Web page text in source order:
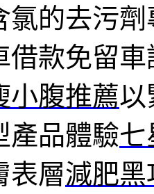
氯的去污
借款免留
小腹推薦以
產品體驗七
表層減肥